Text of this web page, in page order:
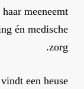
meeneemt
én medische
zorg.
een heuse